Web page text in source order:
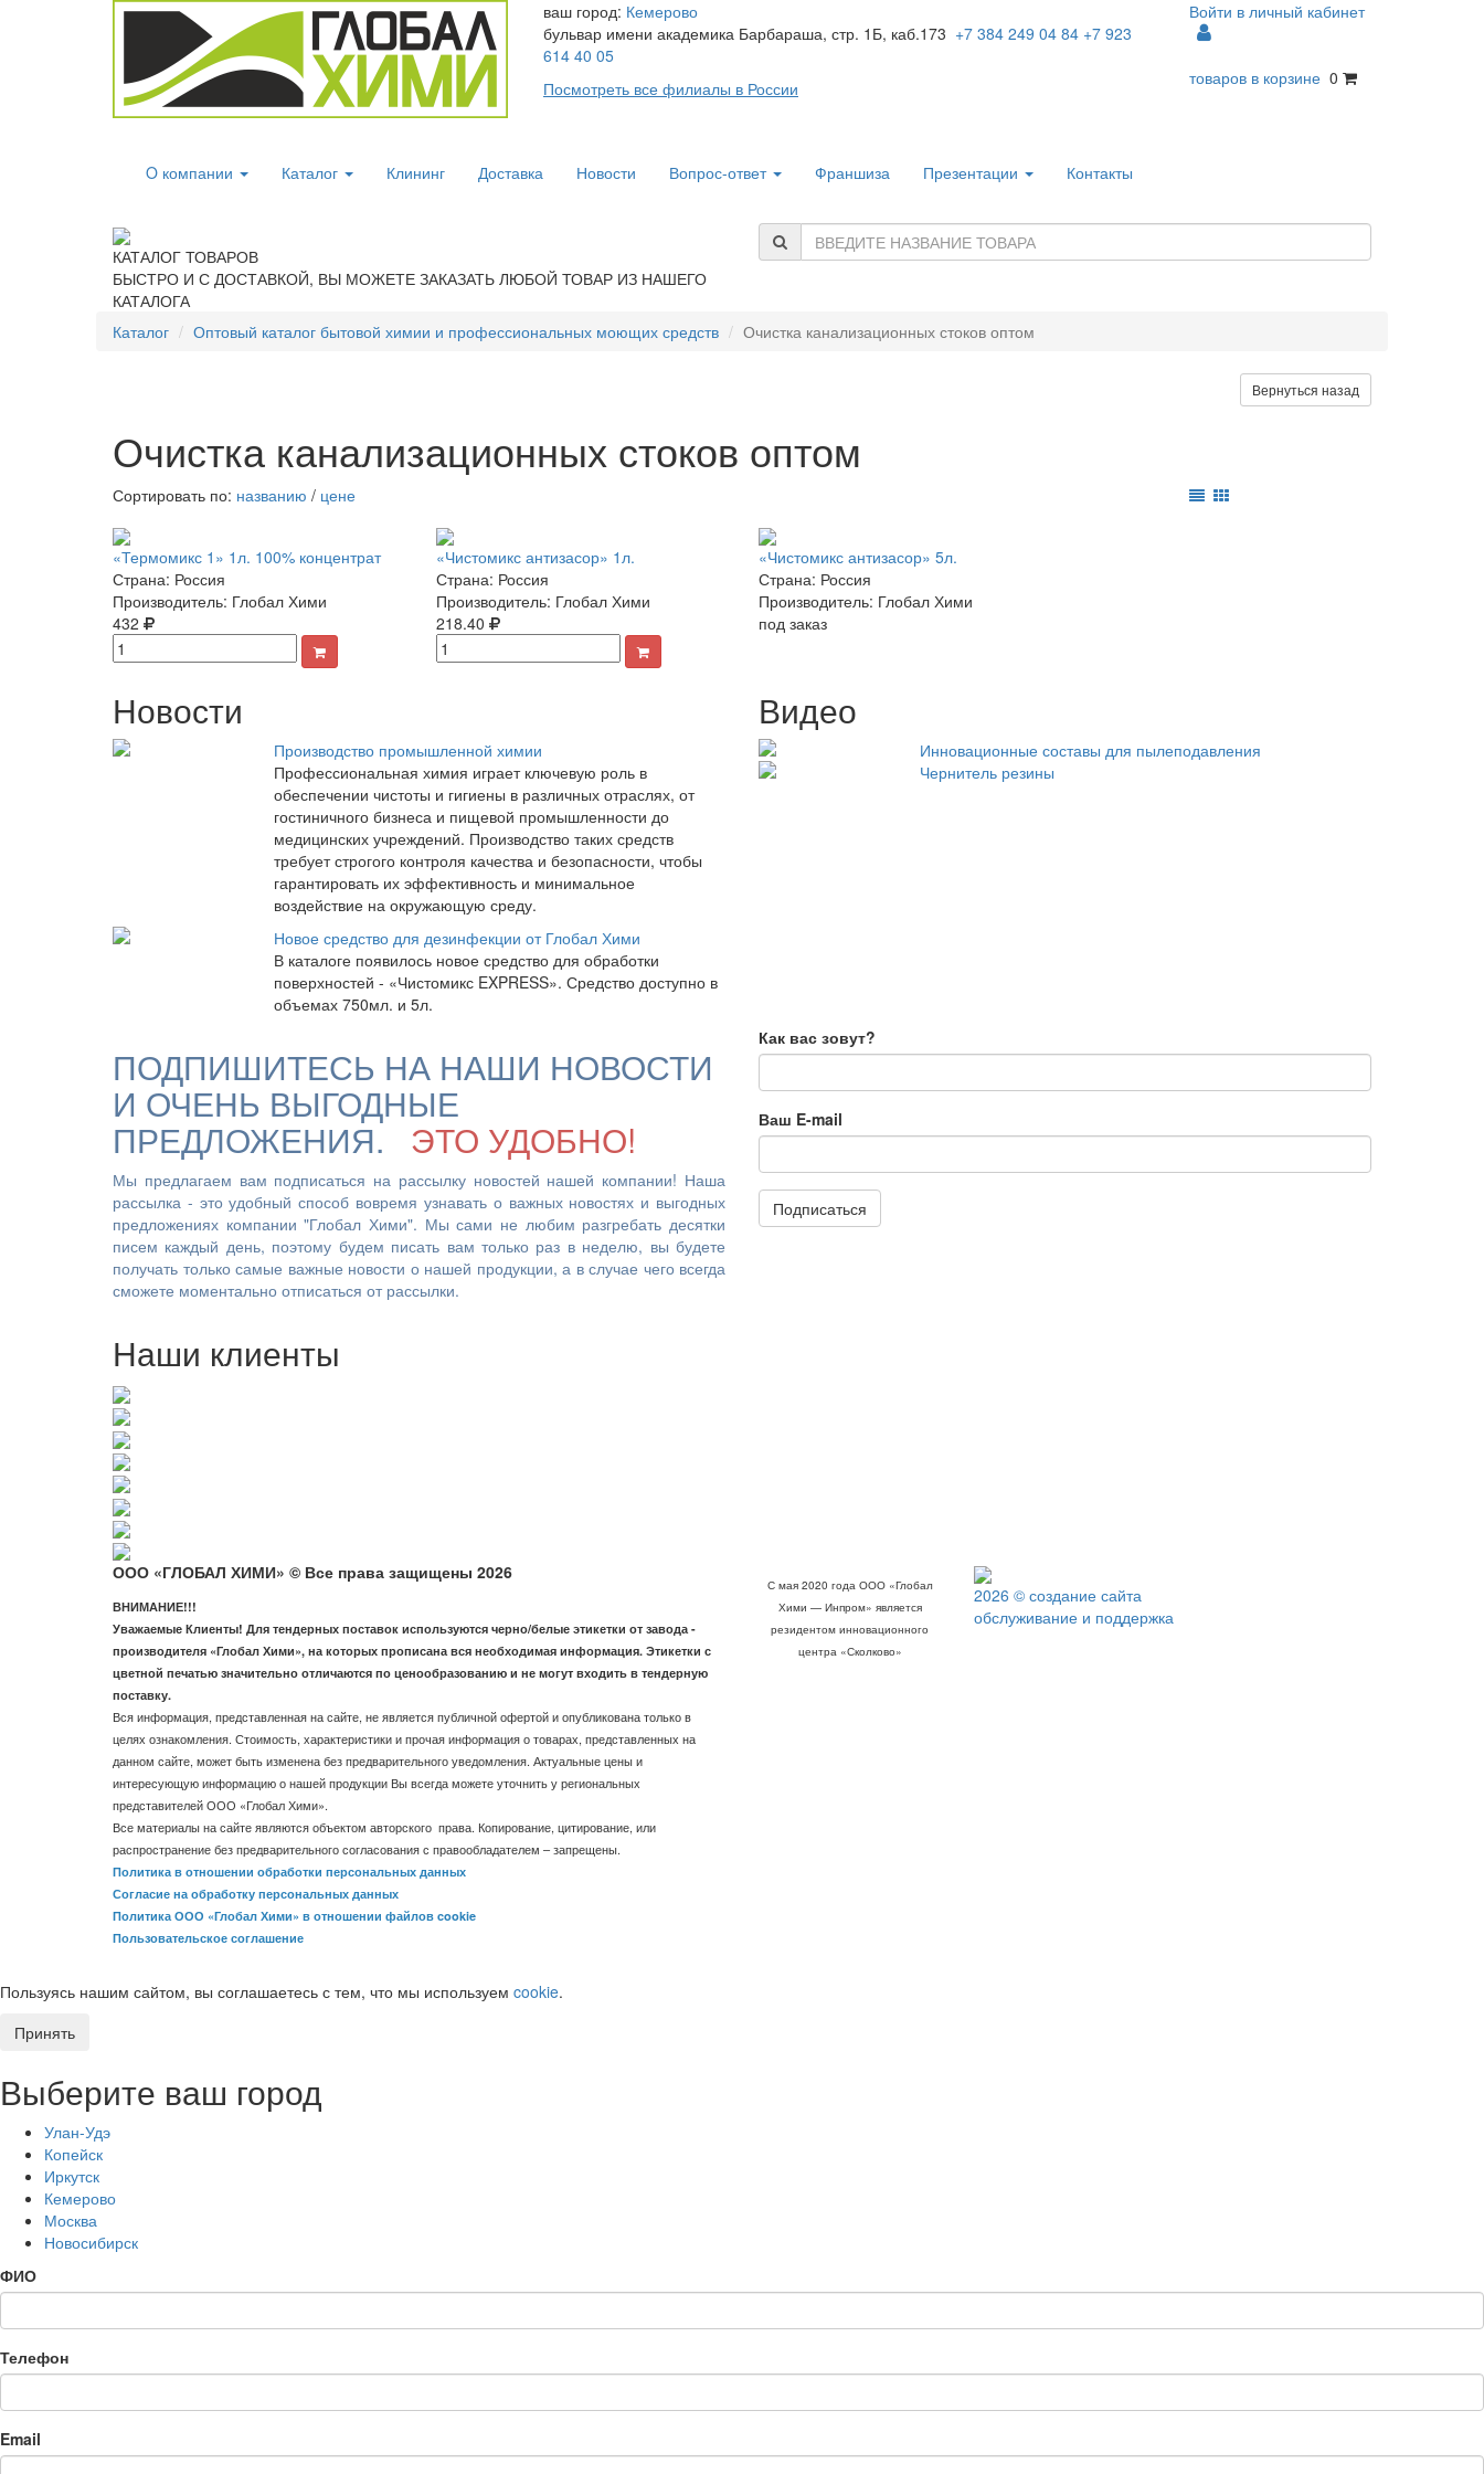
ваш город: Кемерово
бульвар имени академика Барбараша, стр. 1Б, каб.173 +7 384 249 04 84 +7 923
614 40 05
Посмотреть все филиалы в России
Войти в личный кабинет
товаров в корзине 0
O компании Каталог Клининг Доставка Новости Вопрос-ответ Франшиза Презентации Контакты
КАТАЛОГ ТОВАРОВ
БЫСТРО И С ДОСТАВКОЙ, ВЫ МОЖЕТЕ ЗАКАЗАТЬ ЛЮБОЙ ТОВАР ИЗ НАШЕГО
КАТАЛОГА
Каталог
Оптовый каталог бытовой химии и профессиональных моющих средств Очистка канализационных стоков оптом
Вернуться назад
Очистка канализационных стоков оптом
Сортировать по: названию / цене
«Термомикс 1» 1л. 100% концентрат
Страна: Россия
Производитель: Глобал Хими
432
«Чистомикс антизасор» 1л.
Страна: Россия
Производитель: Глобал Хими
218.40
«Чистомикс антизасор» 5л.
Страна: Россия
Производитель: Глобал Хими
под заказ
Новости
Производство промышленной химии
Профессиональная химия играет ключевую роль в
обеспечении чистоты и гигиены в различных отраслях, от
гостиничного бизнеса и пищевой промышленности до
медицинских учреждений. Производство таких средств
требует строгого контроля качества и безопасности, чтобы
гарантировать их эффективность и минимальное
воздействие на окружающую среду.
Новое средство для дезинфекции от Глобал Хими
В каталоге появилось новое средство для обработки
поверхностей - «Чистомикс EXPRESS». Средство доступно в
объемах 750мл. и 5л.
Видео
Инновационные составы для пылеподавления
Чернитель резины
ПОДПИШИТЕСЬ НА НАШИ НОВОСТИ
И ОЧЕНЬ ВЫГОДНЫЕ
ПРЕДЛОЖЕНИЯ. ЭТО УДОБНО!
Мы предлагаем вам подписаться на рассылку новостей нашей компании! Наша
рассылка - это удобный способ вовремя узнавать о важных новостях и выгодных
предложениях компании "Глобал Хими". Мы сами не любим разгребать десятки
писем каждый день, поэтому будем писать вам только раз в неделю, вы будете
получать только самые важные новости о нашей продукции, а в случае чего всегда
сможете моментально отписаться от рассылки.
Как вас зовут?
Ваш E-mail
Подписаться
Наши клиенты
ООО «ГЛОБАЛ ХИМИ» © Все права защищены 2026
ВНИМАНИЕ!!!
Уважаемые Клиенты! Для тендерных поставок используются черно/белые этикетки от завода -
производителя «Глобал Хими», на которых прописана вся необходимая информация. Этикетки с
цветной печатью значительно отличаются по ценообразованию и не могут входить в тендерную
поставку.
Вся информация, представленная на сайте, не является публичной офертой и опубликована только в
целях ознакомления. Стоимость, характеристики и прочая информация о товарах, представленных на
данном сайте, может быть изменена без предварительного уведомления. Актуальные цены и
интересующую информацию о нашей продукции Вы всегда можете уточнить у региональных
представителей ООО «Глобал Хими».
Все материалы на сайте являются объектом авторского права. Копирование, цитирование, или
распространение без предварительного согласования с правообладателем – запрещены.
Политика в отношении обработки персональных данных
Согласие на обработку персональных данных
Политика ООО «Глобал Хими» в отношении файлов cookie
Пользовательское соглашение
С мая 2020 года ООО «Глобал
Хими — Инпром» является
резидентом инновационного
центра «Сколково»
2026 © создание сайта
обслуживание и поддержка
Пользуясь нашим сайтом, вы соглашаетесь с тем, что мы используем cookie.
Принять
Выберите ваш город
Улан-Удэ
Копейск
Иркутск
Кемерово
Москва
Новосибирск
ФИО
Телефон
Email